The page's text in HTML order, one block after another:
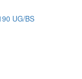
UG/BS